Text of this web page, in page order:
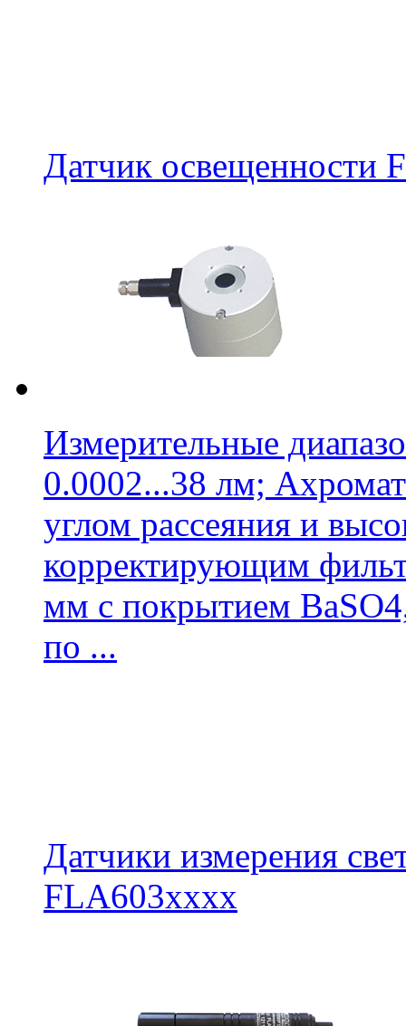
Датчик освещенности
Измерительные
0.0002...38 лм;
углом рассеяния и
корректирующим
мм с покрытием
по ...
Датчики измерения
FLA603xxxx